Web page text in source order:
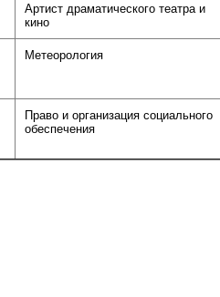
Артист драматического театра и
кино
Метеорология
Право и организация социального
обеспечения